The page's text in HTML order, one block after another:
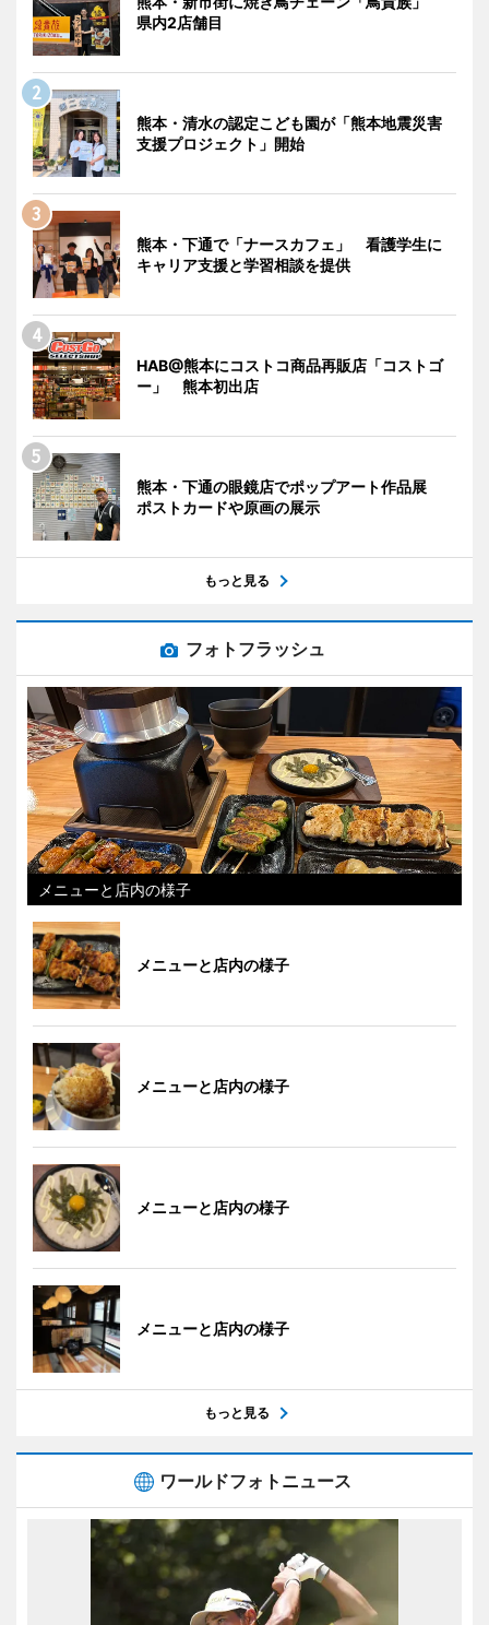
県内2店舗目
熊本・清水の認定こども園が「熊本地震災害
支援プロジェクト」開始
熊本・下通で「ナースカフェ」 看護学生に
キャリア支援と学習相談を提供
HAB@熊本にコストコ商品再販店「コストゴ
ー」 熊本初出店
熊本・下通の眼鏡店でポップアート作品展
ポストカードや原画の展示
もっと見る
フォトフラッシュ
メニューと店内の様子
メニューと店内の様子
メニューと店内の様子
メニューと店内の様子
メニューと店内の様子
もっと見る
ワールドフォトニュース